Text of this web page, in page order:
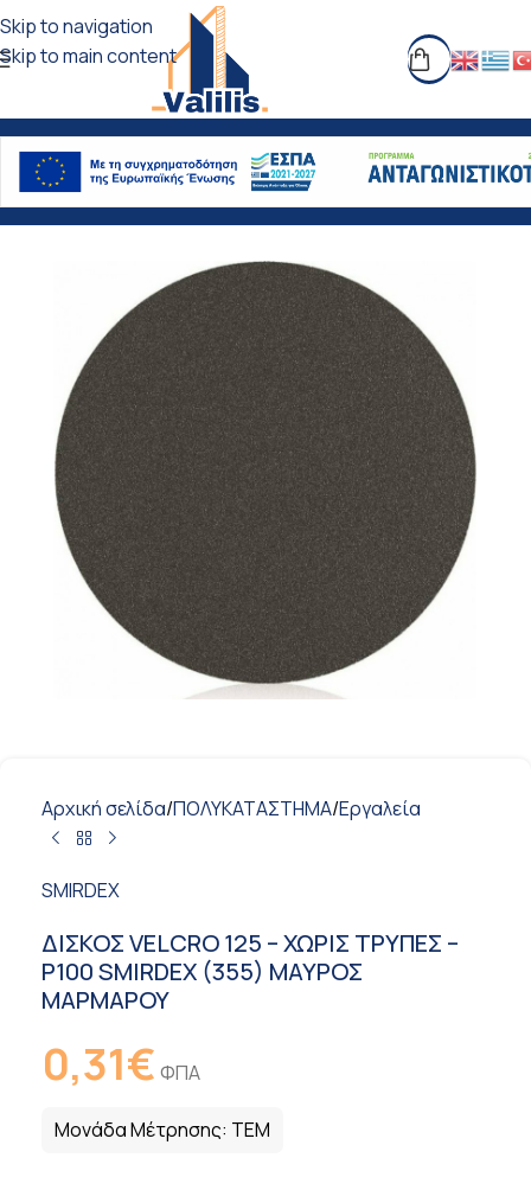
Skip to navigation
Skip to main content
Αρχική σελίδα/ΠΟΛΥΚΑΤΑΣΤΗΜΑ/Εργαλεία
SMIRDEX
ΔΙΣΚΟΣ VELCRO 125 – ΧΩΡΙΣ TΡΥΠΕΣ –
Ρ100 SMIRDEX (355) ΜΑΥΡΟΣ
ΜΑΡΜΑΡΟΥ
0,31€ ΦΠΑ
Μονάδα Μέτρησης: ΤΕΜ